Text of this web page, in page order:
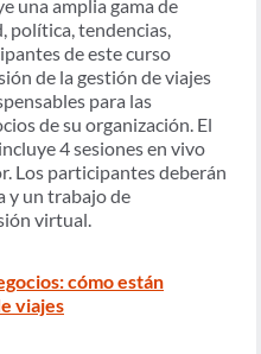
una amplia gama de
política, tendencias,
de este curso
de la gestión de viajes
para las
de su organización. El
4 sesiones en vivo
Los participantes deberán
y un trabajo de
virtual.
cómo están
viajes